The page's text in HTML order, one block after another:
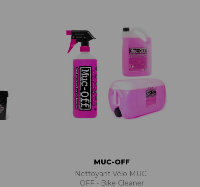
MUC-OFF
Nettoyant Vélo MUC-
OFF - Bike Cleaner